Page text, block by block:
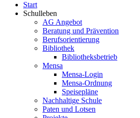
Start
Schulleben
AG Angebot
Beratung und Prävention
Berufsorientierung
Bibliothek
Bibliotheksbetrieb
Mensa
Mensa-Login
Mensa-Ordnung
Speisepläne
Nachhaltige Schule
Paten und Lotsen